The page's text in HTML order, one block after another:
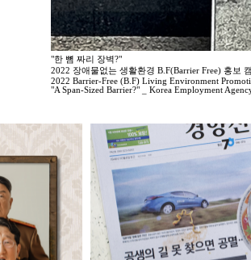
"한 뼘 짜리 장벽?"
2022 장애물없는 생활환경 B.F(Barrier Free) 홍보
2022 Barrier-Free (B.F) Living Environment
"A Span-Sized Barrier?" _ Korea Employment